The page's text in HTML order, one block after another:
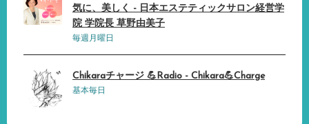
気に、美しく - 日本エステティックサロン経営学
院 学院長 草野由美子
毎週月曜日
Chikaraチャージ 💪Radio - Chikara💪Charge
基本毎日